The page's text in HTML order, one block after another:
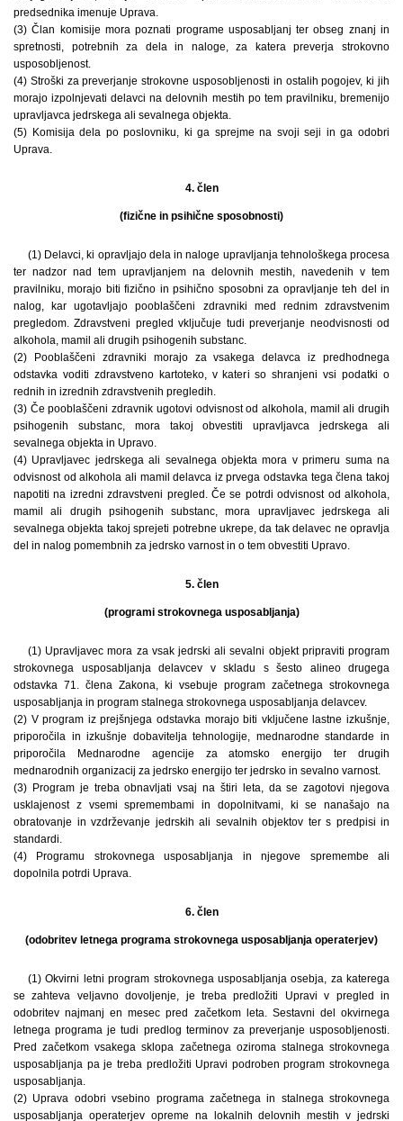
predsednika imenuje Uprava.
(3) Član komisije mora poznati programe usposabljanj ter obseg znanj in
spretnosti, potrebnih za dela in naloge, za katera preverja strokovno
usposobljenost.
(4) Stroški za preverjanje strokovne usposobljenosti in ostalih pogojev, ki jih
morajo izpolnjevati delavci na delovnih mestih po tem pravilniku, bremenijo
upravljavca jedrskega ali sevalnega objekta.
(5) Komisija dela po poslovniku, ki ga sprejme na svoji seji in ga odobri
Uprava.
4. člen
(fizične in psihične sposobnosti)
(1) Delavci, ki opravljajo dela in naloge upravljanja tehnološkega procesa
ter nadzor nad tem upravljanjem na delovnih mestih, navedenih v tem
pravilniku, morajo biti fizično in psihično sposobni za opravljanje teh del in
nalog, kar ugotavljajo pooblaščeni zdravniki med rednim zdravstvenim
pregledom. Zdravstveni pregled vključuje tudi preverjanje neodvisnosti od
alkohola, mamil ali drugih psihogenih substanc.
(2) Pooblaščeni zdravniki morajo za vsakega delavca iz predhodnega
odstavka voditi zdravstveno kartoteko, v kateri so shranjeni vsi podatki o
rednih in izrednih zdravstvenih pregledih.
(3) Če pooblaščeni zdravnik ugotovi odvisnost od alkohola, mamil ali drugih
psihogenih substanc, mora takoj obvestiti upravljavca jedrskega ali
sevalnega objekta in Upravo.
(4) Upravljavec jedrskega ali sevalnega objekta mora v primeru suma na
odvisnost od alkohola ali mamil delavca iz prvega odstavka tega člena takoj
napotiti na izredni zdravstveni pregled. Če se potrdi odvisnost od alkohola,
mamil ali drugih psihogenih substanc, mora upravljavec jedrskega ali
sevalnega objekta takoj sprejeti potrebne ukrepe, da tak delavec ne opravlja
del in nalog pomembnih za jedrsko varnost in o tem obvestiti Upravo.
5. člen
(programi strokovnega usposabljanja)
(1) Upravljavec mora za vsak jedrski ali sevalni objekt pripraviti program
strokovnega usposabljanja delavcev v skladu s šesto alineo drugega
odstavka 71. člena Zakona, ki vsebuje program začetnega strokovnega
usposabljanja in program stalnega strokovnega usposabljanja delavcev.
(2) V program iz prejšnjega odstavka morajo biti vključene lastne izkušnje,
priporočila in izkušnje dobavitelja tehnologije, mednarodne standarde in
priporočila Mednarodne agencije za atomsko energijo ter drugih
mednarodnih organizacij za jedrsko energijo ter jedrsko in sevalno varnost.
(3) Program je treba obnavljati vsaj na štiri leta, da se zagotovi njegova
usklajenost z vsemi spremembami in dopolnitvami, ki se nanašajo na
obratovanje in vzdrževanje jedrskih ali sevalnih objektov ter s predpisi in
standardi.
(4) Programu strokovnega usposabljanja in njegove spremembe ali
dopolnila potrdi Uprava.
6. člen
(odobritev letnega programa strokovnega usposabljanja operaterjev)
(1) Okvirni letni program strokovnega usposabljanja osebja, za katerega
se zahteva veljavno dovoljenje, je treba predložiti Upravi v pregled in
odobritev najmanj en mesec pred začetkom leta. Sestavni del okvirnega
letnega programa je tudi predlog terminov za preverjanje usposobljenosti.
Pred začetkom vsakega sklopa začetnega oziroma stalnega strokovnega
usposabljanja pa je treba predložiti Upravi podroben program strokovnega
usposabljanja.
(2) Uprava odobri vsebino programa začetnega in stalnega strokovnega
usposabljanja operaterjev opreme na lokalnih delovnih mestih v jedrski